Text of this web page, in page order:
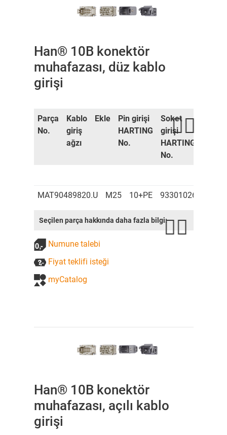
Han® 10B konektör
muhafazası, düz kablo
girişi
Parça
No.
Kablo
giriş
ağzı
Ekle
Pin girişi
HARTING
No.
Soket
girişi
HARTING
No.
MAT90489820.U M25 10+PE 9330102601
Seçilen parça hakkında daha fazla bilgi:
Numune talebi
Fiyat teklifi isteği
myCatalog
Han® 10B konektör
muhafazası, açılı kablo
girişi